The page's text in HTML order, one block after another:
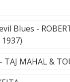
Blues -
TAJ MAHAL &